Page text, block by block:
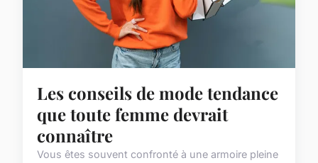
Les conseils de mode tendance
que toute femme devrait
connaître
Vous êtes souvent confronté à une armoire pleine